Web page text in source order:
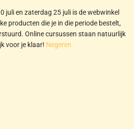
juli en zaterdag 25 juli is de webwinkel
producten die je in die periode bestelt,
Online cursussen staan natuurlijk
voor je klaar! Negeren